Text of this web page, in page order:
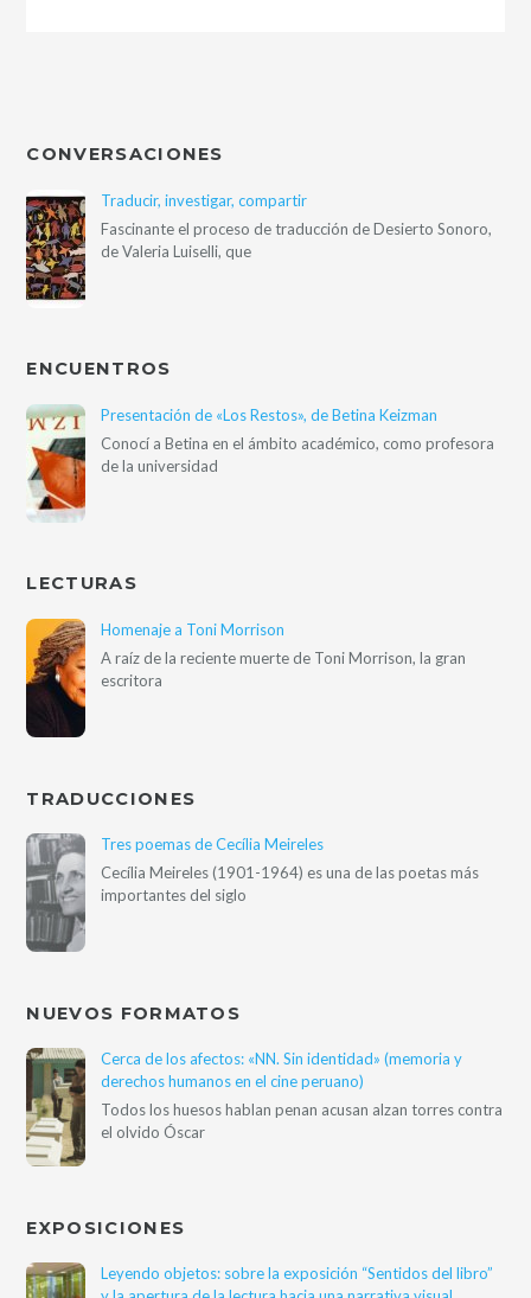
CONVERSACIONES
Traducir, investigar, compartir
Fascinante el proceso de traducción de Desierto Sonoro,
de Valeria Luiselli, que
ENCUENTROS
Presentación de «Los Restos», de Betina Keizman
Conocí a Betina en el ámbito académico, como profesora
de la universidad
LECTURAS
Homenaje a Toni Morrison
A raíz de la reciente muerte de Toni Morrison, la gran
escritora
TRADUCCIONES
Tres poemas de Cecília Meireles
Cecília Meireles (1901-1964) es una de las poetas más
importantes del siglo
NUEVOS FORMATOS
Cerca de los afectos: «NN. Sin identidad» (memoria y
derechos humanos en el cine peruano)
Todos los huesos hablan penan acusan alzan torres contra
el olvido Óscar
EXPOSICIONES
Leyendo objetos: sobre la exposición “Sentidos del libro”